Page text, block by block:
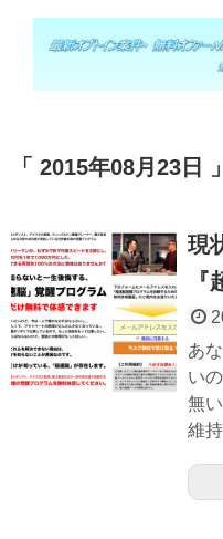
2015年08月23日
現
あ
い
無
維